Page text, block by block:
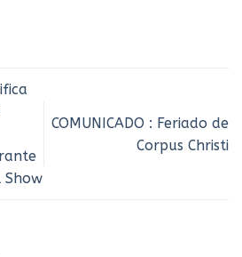
Show
COMUNICADO : Feriado de
Corpus Christi